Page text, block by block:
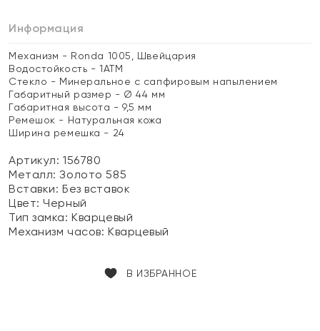
Информация
Механизм - Ronda 1005, Швейцария
Водостойкость - 1АТМ
Стекло - Минеральное с сапфировым напылением
Габаритный размер - Ø 44 мм
Габаритная высота - 9,5 мм
Ремешок - Натуральная кожа
Ширина ремешка - 24
Артикул: 156780
Металл:Золото 585
Вставки:Без вставок
Цвет:Черный
Тип замка:Кварцевый
Механизм часов: Кварцевый
В ИЗБРАННОЕ